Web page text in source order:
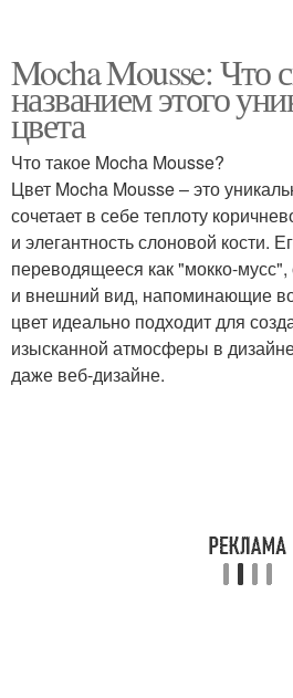
Mocha Mousse: Что
названием этого
цвета
Что такое Mocha Mousse?
Цвет Mocha Mousse – это
сочетает в себе теплоту
и элегантность слоновой кости.
переводящееся как "мокко-мусс",
и внешний вид, напоминающие
цвет идеально подходит для
изысканной атмосферы в
даже веб-дизайне.